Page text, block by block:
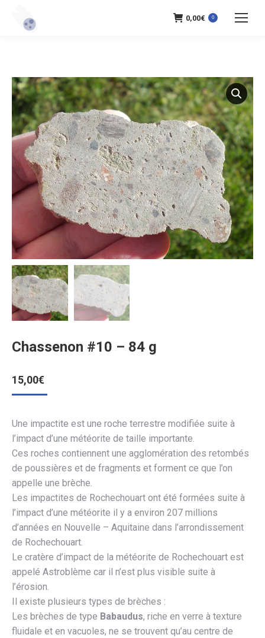
0,00€ 0
Chassenon #10 – 84 g
15,00€
Une impactite est une roche terrestre modifiée suite à
l’impact d’une météorite de taille importante.
Ces roches contiennent une agglomération des retombés
de poussières et de fragments et forment ce que l’on
appelle une brèche.
Les impactites de Rochechouart ont été formées suite à
l’impact d’une météorite il y a environ 207 millions
d’années en Nouvelle – Aquitaine dans l’arrondissement
de Rochechouart.
Le cratère d’impact de la météorite de Rochechouart est
appelé Astroblème car il n’est plus visible suite à
l’érosion.
Il existe plusieurs types de brèches :
Les brèches de type Babaudus, riche en verre à texture
fluidale et en vacuoles, ne se trouvent qu’au centre de